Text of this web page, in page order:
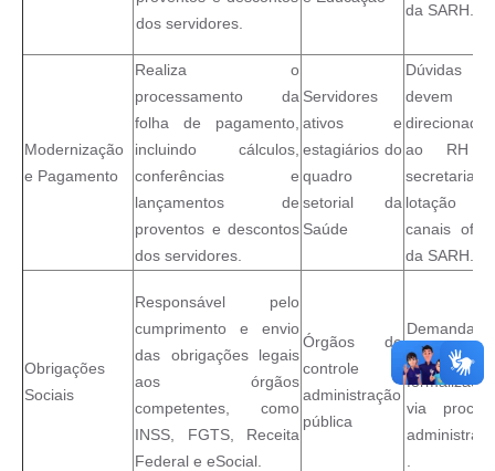
dos servidores.
da SARH.
Modernização
e Pagamento
Realiza o
processamento da
folha de pagamento,
incluindo cálculos,
conferências e
lançamentos de
proventos e descontos
dos servidores.
Servidores
ativos e
estagiários do
quadro
setorial da
Saúde
Dúvidas
devem
direcionadas
ao RH
secretaria
lotação
canais
da SARH.
Obrigações
Sociais
Responsável pelo
cumprimento e envio
das obrigações legais
aos órgãos
competentes, como
INSS, FGTS, Receita
Federal e eSocial.
Órgãos de
controle e
administração
pública
Demandas
devem
formalizadas
via